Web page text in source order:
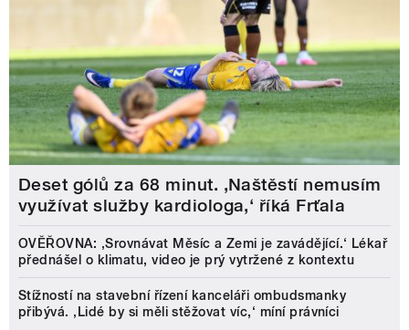
Deset gólů za 68 minut. ,Naštěstí nemusím
využívat služby kardiologa,‘ říká Frťala
OVĚŘOVNA: ‚Srovnávat Měsíc a Zemi je zavádějící.‘ Lékař
přednášel o klimatu, video je prý vytržené z kontextu
Stížností na stavební řízení kanceláři ombudsmanky
přibývá. ‚Lidé by si měli stěžovat víc,‘ míní právníci